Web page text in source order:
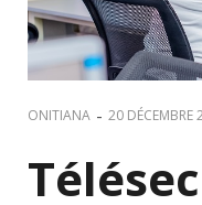
ONITIANA - 20 DÉCEMBRE